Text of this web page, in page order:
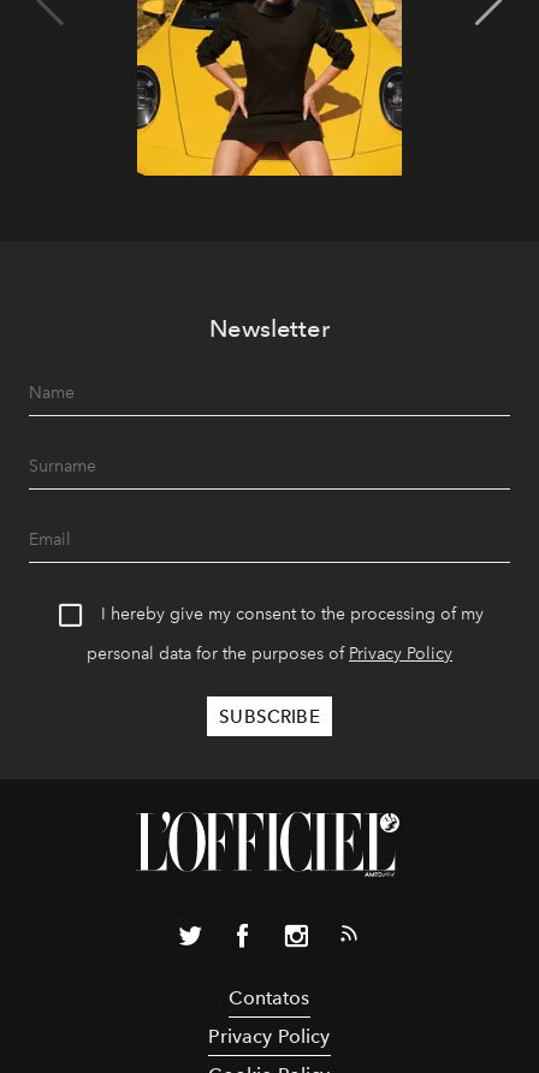
Newsletter
I hereby give my consent to the processing of my
personal data for the purposes of Privacy Policy
Contatos
Privacy Policy